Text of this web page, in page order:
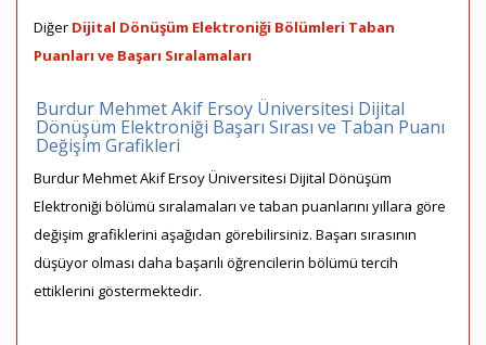
Diğer Dijital Dönüşüm Elektroniği Bölümleri Taban
Puanları ve Başarı Sıralamaları
Burdur Mehmet Akif Ersoy Üniversitesi Dijital
Dönüşüm Elektroniği Başarı Sırası ve Taban Puanı
Değişim Grafikleri
Burdur Mehmet Akif Ersoy Üniversitesi Dijital Dönüşüm
Elektroniği bölümü sıralamaları ve taban puanlarını yıllara göre
değişim grafiklerini aşağıdan görebilirsiniz. Başarı sırasının
düşüyor olması daha başarılı öğrencilerin bölümü tercih
ettiklerini göstermektedir.